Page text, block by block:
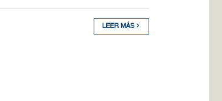
LEER MÁS